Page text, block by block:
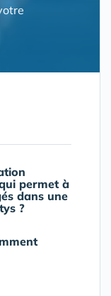
permet à
dans une
?